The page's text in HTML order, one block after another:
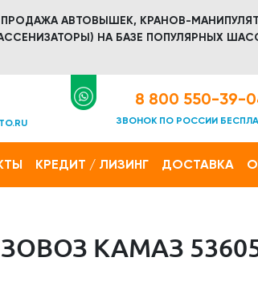
АВТОВЫШЕК, КРАНОВ-
НА БАЗЕ ПОПУЛЯРНЫХ
8 800 550-39-
ЗВОНОК ПО РОССИИ
КРЕДИТ / ЛИЗИНГ ДОСТАВКА
КАМАЗ